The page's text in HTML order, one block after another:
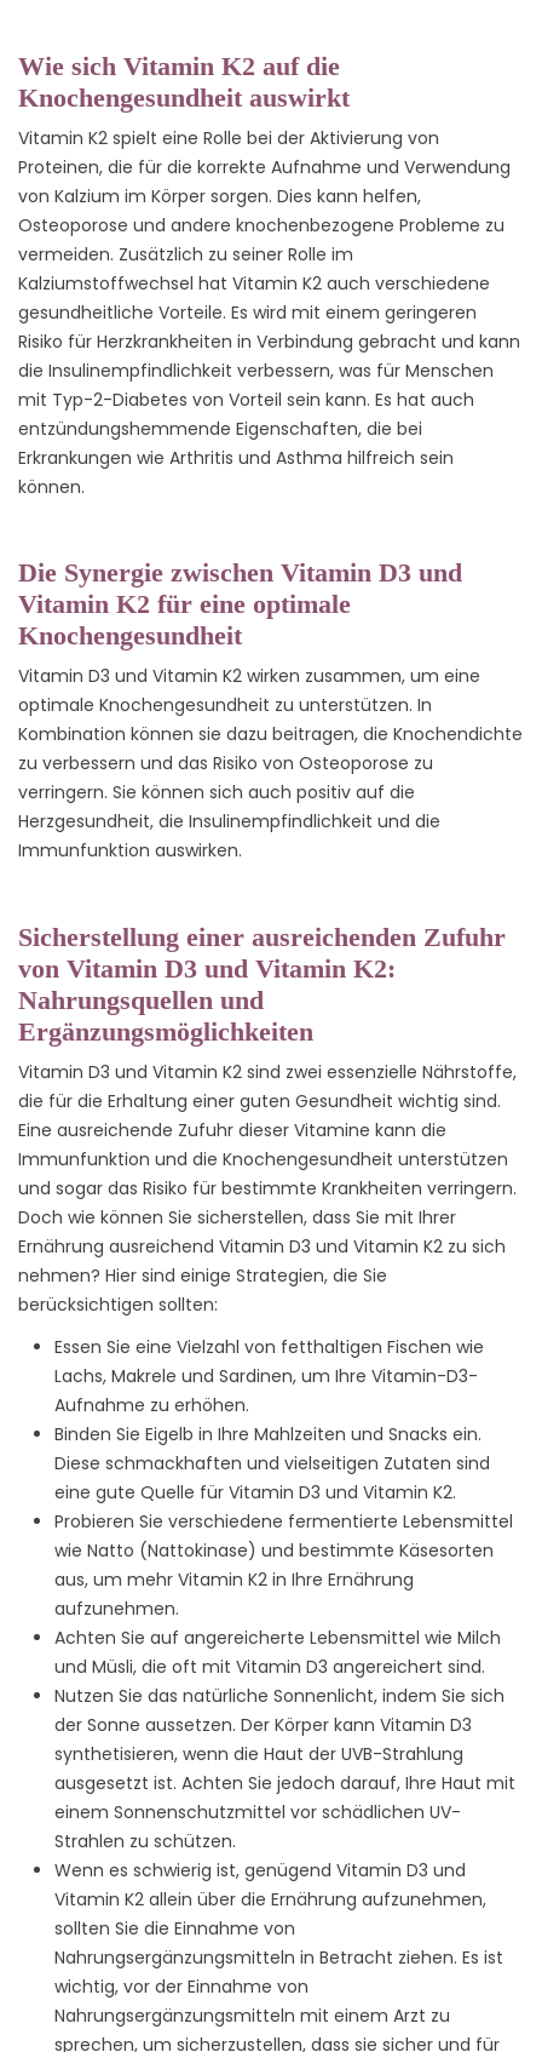
Wie sich Vitamin K2 auf die
Knochengesundheit auswirkt
Vitamin K2 spielt eine Rolle bei der Aktivierung von
Proteinen, die für die korrekte Aufnahme und Verwendung
von Kalzium im Körper sorgen. Dies kann helfen,
Osteoporose und andere knochenbezogene Probleme zu
vermeiden. Zusätzlich zu seiner Rolle im
Kalziumstoffwechsel hat Vitamin K2 auch verschiedene
gesundheitliche Vorteile. Es wird mit einem geringeren
Risiko für Herzkrankheiten in Verbindung gebracht und kann
die Insulinempfindlichkeit verbessern, was für Menschen
mit Typ-2-Diabetes von Vorteil sein kann. Es hat auch
entzündungshemmende Eigenschaften, die bei
Erkrankungen wie Arthritis und Asthma hilfreich sein
können.
Die Synergie zwischen Vitamin D3 und
Vitamin K2 für eine optimale
Knochengesundheit
Vitamin D3 und Vitamin K2 wirken zusammen, um eine
optimale Knochengesundheit zu unterstützen. In
Kombination können sie dazu beitragen, die Knochendichte
zu verbessern und das Risiko von Osteoporose zu
verringern. Sie können sich auch positiv auf die
Herzgesundheit, die Insulinempfindlichkeit und die
Immunfunktion auswirken.
Sicherstellung einer ausreichenden Zufuhr
von Vitamin D3 und Vitamin K2:
Nahrungsquellen und
Ergänzungsmöglichkeiten
Vitamin D3 und Vitamin K2 sind zwei essenzielle Nährstoffe,
die für die Erhaltung einer guten Gesundheit wichtig sind.
Eine ausreichende Zufuhr dieser Vitamine kann die
Immunfunktion und die Knochengesundheit unterstützen
und sogar das Risiko für bestimmte Krankheiten verringern.
Doch wie können Sie sicherstellen, dass Sie mit Ihrer
Ernährung ausreichend Vitamin D3 und Vitamin K2 zu sich
nehmen? Hier sind einige Strategien, die Sie
berücksichtigen sollten:
Essen Sie eine Vielzahl von fetthaltigen Fischen wie
Lachs, Makrele und Sardinen, um Ihre Vitamin-D3-
Aufnahme zu erhöhen.
Binden Sie Eigelb in Ihre Mahlzeiten und Snacks ein.
Diese schmackhaften und vielseitigen Zutaten sind
eine gute Quelle für Vitamin D3 und Vitamin K2.
Probieren Sie verschiedene fermentierte Lebensmittel
wie Natto (Nattokinase) und bestimmte Käsesorten
aus, um mehr Vitamin K2 in Ihre Ernährung
aufzunehmen.
Achten Sie auf angereicherte Lebensmittel wie Milch
und Müsli, die oft mit Vitamin D3 angereichert sind.
Nutzen Sie das natürliche Sonnenlicht, indem Sie sich
der Sonne aussetzen. Der Körper kann Vitamin D3
synthetisieren, wenn die Haut der UVB-Strahlung
ausgesetzt ist. Achten Sie jedoch darauf, Ihre Haut mit
einem Sonnenschutzmittel vor schädlichen UV-
Strahlen zu schützen.
Wenn es schwierig ist, genügend Vitamin D3 und
Vitamin K2 allein über die Ernährung aufzunehmen,
sollten Sie die Einnahme von
Nahrungsergänzungsmitteln in Betracht ziehen. Es ist
wichtig, vor der Einnahme von
Nahrungsergänzungsmitteln mit einem Arzt zu
sprechen, um sicherzustellen, dass sie sicher und für